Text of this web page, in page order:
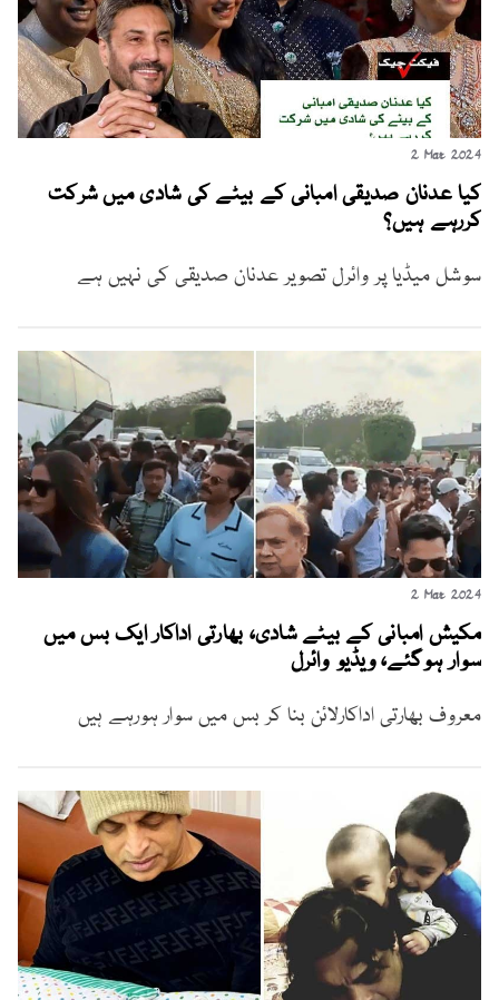
2 Mar 2024
کیا عدنان صدیقی امبانی کے بیٹے کی شادی میں شرکت
کررہے ہیں؟
سوشل میڈیا پر وائرل تصویر عدنان صدیقی کی نہیں ہے
2 Mar 2024
مکیش امبانی کے بیٹے شادی، بھارتی اداکار ایک بس میں
سوار ہوگئے، ویڈیو وائرل
معروف بھارتی اداکارلائن بنا کر بس میں سوار ہورہے ہیں